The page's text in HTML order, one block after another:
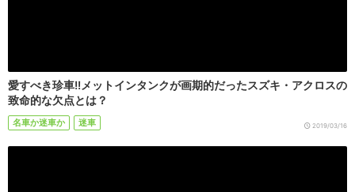
愛すべき珍車!!メットインタンクが画期的だったスズキ・アクロスの
致命的な欠点とは？
名車か迷車か 迷車 2019/03/16